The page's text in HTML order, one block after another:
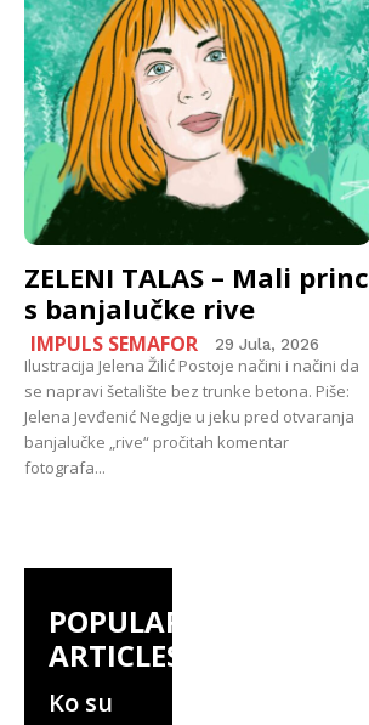
ZELENI TALAS – Mali princ
s banjalučke rive
IMPULS SEMAFOR 29 Jula, 2026
Ilustracija Jelena Žilić Postoje načini i načini da
se napravi šetalište bez trunke betona. Piše:
Jelena Jevđenić Negdje u jeku pred otvaranja
banjalučke „rive“ pročitah komentar
fotografa...
POPULAR
ARTICLES
Ko su